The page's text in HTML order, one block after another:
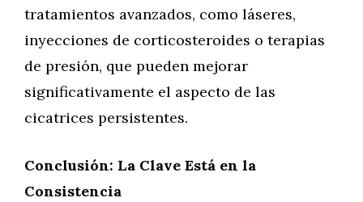
tratamientos avanzados, como láseres,
inyecciones de corticosteroides o terapias
de presión, que pueden mejorar
significativamente el aspecto de las
cicatrices persistentes.
Conclusión: La Clave Está en la
Consistencia